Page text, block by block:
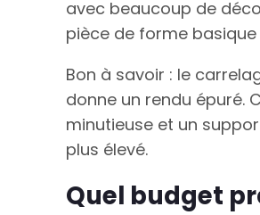
avec beaucoup de
pièce de forme
Bon à savoir : le
donne un rendu épuré.
minutieuse et un
plus élevé.
Quel budget